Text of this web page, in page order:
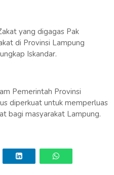
yang digagas Pak
di Provinsi Lampung
Iskandar.
Pemerintah Provinsi
diperkuat untuk memperluas
bagi masyarakat Lampung.